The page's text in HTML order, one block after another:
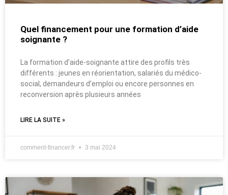
Quel financement pour une formation d’aide
soignante ?
La formation d’aide-soignante attire des profils très
différents : jeunes en réorientation, salariés du médico-
social, demandeurs d’emploi ou encore personnes en
reconversion après plusieurs années
LIRE LA SUITE »
comment-financer.fr 3 mai 2024